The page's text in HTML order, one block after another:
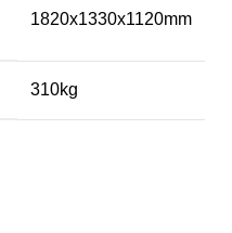
1820x1330x1120mm
310kg